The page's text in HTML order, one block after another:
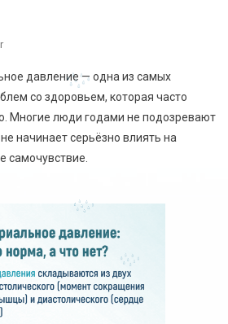
давление — одна из самых
со здоровьем, которая часто
Многие люди годами не подозревают
начинает серьёзно влиять на
самочувствие.